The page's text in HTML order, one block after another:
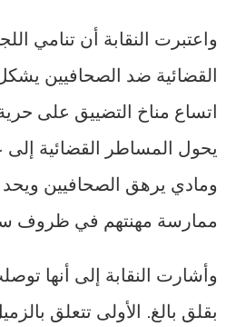
واعتبرت النقابة أن تنامي
القضائية ضد الصحافيين
اتساع مناخ التضييق على
يحول المساطر القضائية
ومادي يرهق الصحافيين
ممارسة مهنتهم في ظروف
وأشارت النقابة إلى أنها
بقلق بالغ. الأولى تتعلق